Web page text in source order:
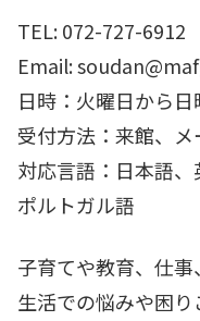
TEL: 072-727-6912
Email:
日時：火曜日から
受付方法：来館、
対応言語：日本語、
ポルトガル語
子育てや教育、仕事
生活での悩みや困り